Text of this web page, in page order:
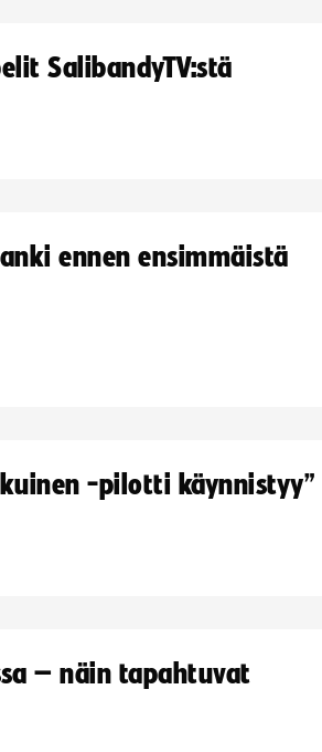
SalibandyTV:stä
ennen ensimmäistä
-pilotti käynnistyy”
– näin tapahtuvat